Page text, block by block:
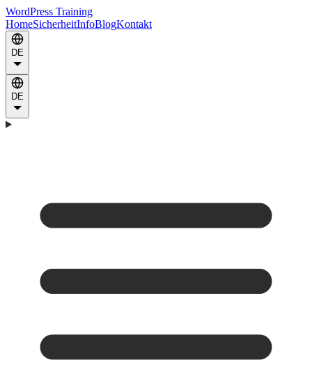
WordPress Training
HomeSicherheitInfoBlogKontakt
DE
DE